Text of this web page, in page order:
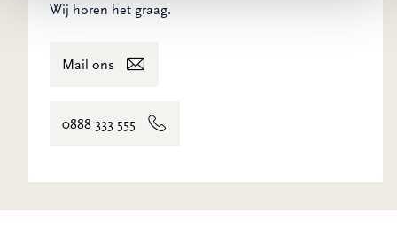
Wij horen het graag.
Mail ons
0888 333 555